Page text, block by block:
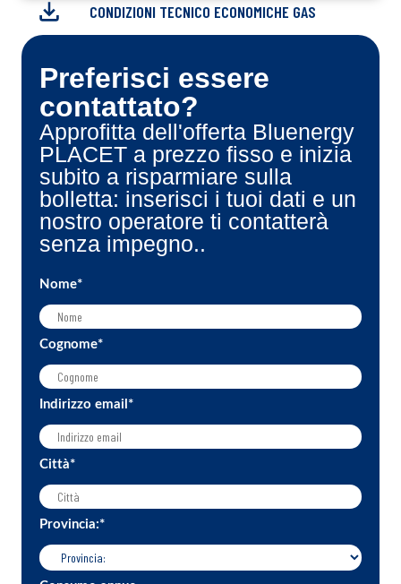
CONDIZIONI TECNICO ECONOMICHE GAS
Preferisci essere
contattato?
Approfitta dell'offerta Bluenergy
PLACET a prezzo fisso e inizia
subito a risparmiare sulla
bolletta: inserisci i tuoi dati e un
nostro operatore ti contatterà
senza impegno..
Nome*
Cognome*
Indirizzo email *
Città*
Provincia:*